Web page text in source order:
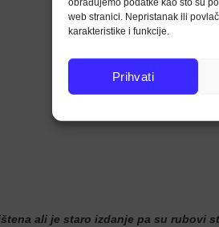
obrađujemo podatke kao što su
web stranici. Nepristanak ili
karakteristike i funkcije.
Prihvati
ali je staro izdanje pa su rubovi